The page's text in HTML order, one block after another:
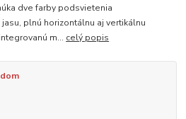
dve farby podsvietenia
plnú horizontálnu aj vertikálnu
m... celý popis